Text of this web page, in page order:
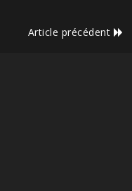
Article précédent